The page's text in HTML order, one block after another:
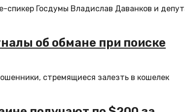
Госдумы Владислав Даванков и
об обмане при поиске
стремящиеся залезть в кошелек